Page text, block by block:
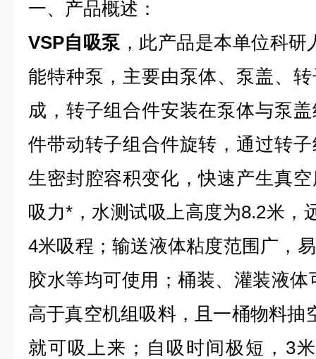
一、产品概述：
VSP自吸泵，此产品是本单位科研
能特种泵，主要由泵体、泵盖、
成，转子组合件安装在泵体与泵
件带动转子组合件旋转，通过转
生密封腔容积变化，快速产生真
吸力*，水测试吸上高度为8.2米，
4米吸程；输送液体粘度范围广，
胶水等均可使用；桶装、灌装液
高于真空机组吸料，且一桶物料抽
就可吸上来；自吸时间极短，3